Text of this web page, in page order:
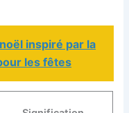
inspiré par la
les fêtes